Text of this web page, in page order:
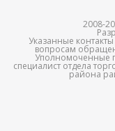
2008-
Указанные
вопросам
Уполномоченные
специалист отдела
района